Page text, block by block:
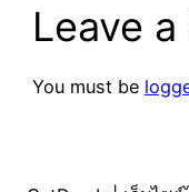
Leave
You must be